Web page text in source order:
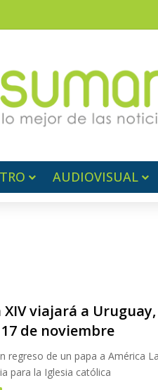
AUDIOVISUAL
XIV viajará a
de noviembre
regreso de un papa a América
para la Iglesia católica